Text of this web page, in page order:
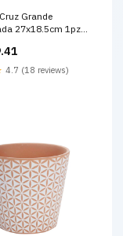
Grande
27x18.5cm 1pz
4.7 (18 reviews)